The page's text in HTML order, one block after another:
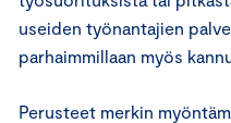
useiden työnantajien
parhaimmillaan myös
Perusteet merkin